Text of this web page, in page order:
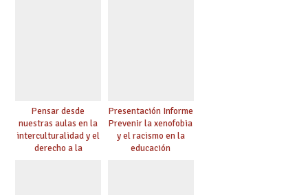
Pensar desde
nuestras aulas en la
interculturalidad y el
derecho a la
Presentación Informe
Prevenir la xenofobia
y el racismo en la
educación